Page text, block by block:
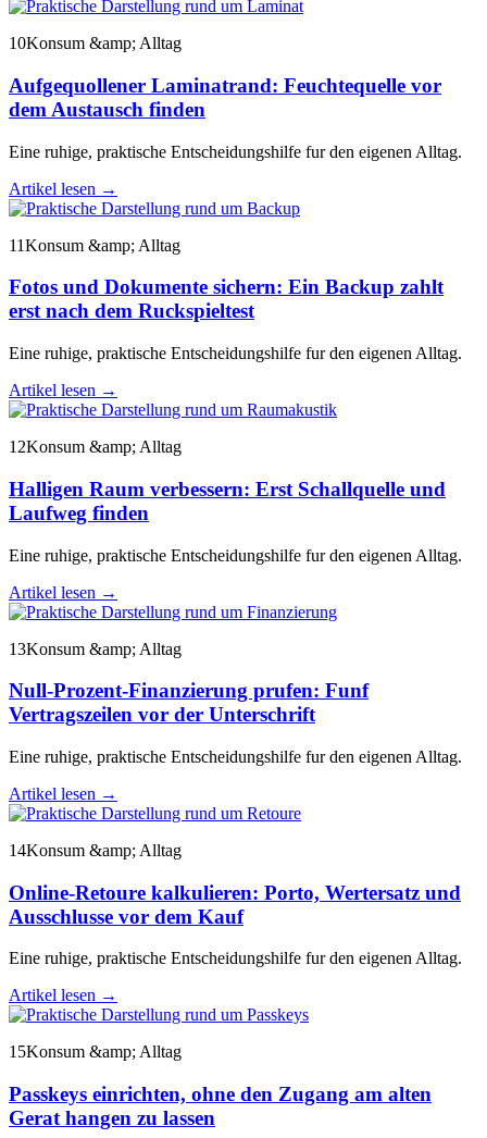
10Konsum &amp; Alltag
Aufgequollener Laminatrand: Feuchtequelle vor
dem Austausch finden
Eine ruhige, praktische Entscheidungshilfe fur den eigenen Alltag.
Artikel lesen →
11Konsum &amp; Alltag
Fotos und Dokumente sichern: Ein Backup zahlt
erst nach dem Ruckspieltest
Eine ruhige, praktische Entscheidungshilfe fur den eigenen Alltag.
Artikel lesen →
12Konsum &amp; Alltag
Halligen Raum verbessern: Erst Schallquelle und
Laufweg finden
Eine ruhige, praktische Entscheidungshilfe fur den eigenen Alltag.
Artikel lesen →
13Konsum &amp; Alltag
Null-Prozent-Finanzierung prufen: Funf
Vertragszeilen vor der Unterschrift
Eine ruhige, praktische Entscheidungshilfe fur den eigenen Alltag.
Artikel lesen →
14Konsum &amp; Alltag
Online-Retoure kalkulieren: Porto, Wertersatz und
Ausschlusse vor dem Kauf
Eine ruhige, praktische Entscheidungshilfe fur den eigenen Alltag.
Artikel lesen →
15Konsum &amp; Alltag
Passkeys einrichten, ohne den Zugang am alten
Gerat hangen zu lassen